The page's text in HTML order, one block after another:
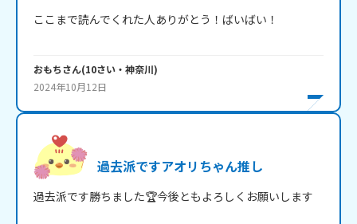
ここまで読んでくれた人ありがとう！ばいばい！
おもちさん(10さい・ 神奈川)
2024年10月12日
過去派ですアオリちゃん推し
過去派です勝ちました🏆今後ともよろしくお願いします